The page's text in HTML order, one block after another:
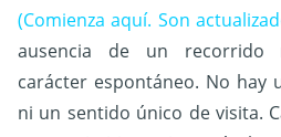
(Comienza aquí. Son
ausencia de un recorrido
carácter espontáneo. No hay
ni un sentido único de visita.